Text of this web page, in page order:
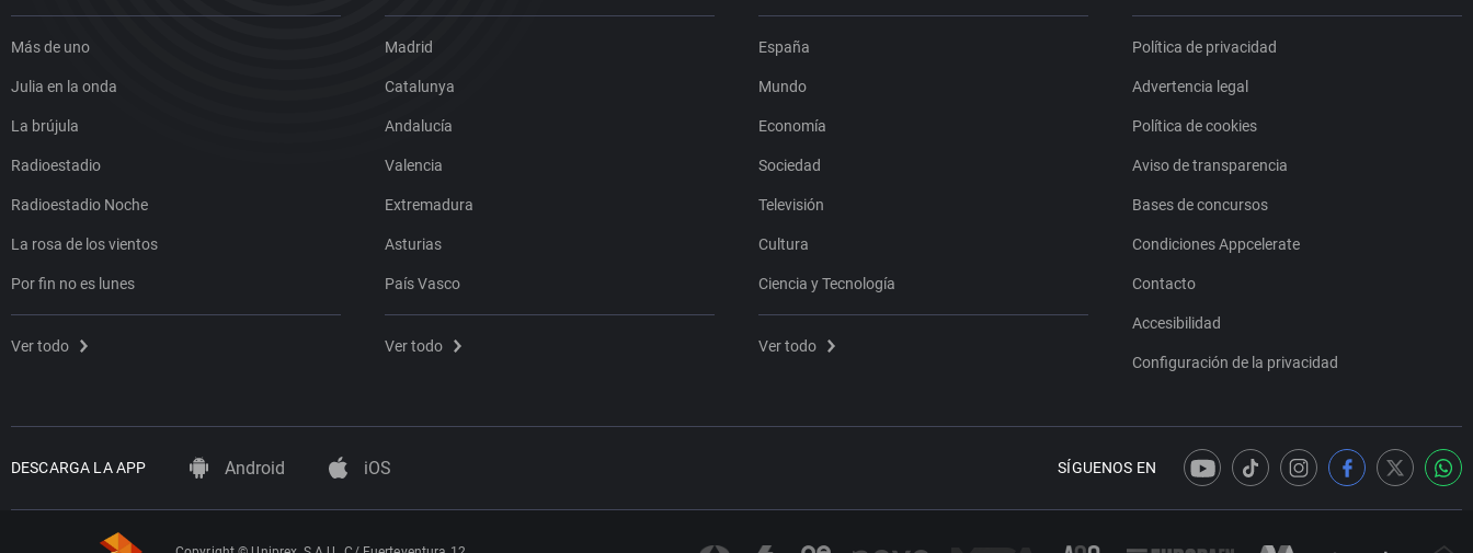
Más de uno
Julia en la onda
La brújula
Radioestadio
Radioestadio Noche
La rosa de los vientos
Por fin no es lunes
Ver todo
Madrid
Catalunya
Andalucía
Valencia
Extremadura
Asturias
País Vasco
Ver todo
España
Mundo
Economía
Sociedad
Televisión
Cultura
Ciencia y Tecnología
Ver todo
Política de privacidad
Advertencia legal
Política de cookies
Aviso de transparencia
Bases de concursos
Condiciones Appcelerate
Contacto
Accesibilidad
Configuración de la privacidad
DESCARGA LA APP Android iOS SÍGUENOS EN